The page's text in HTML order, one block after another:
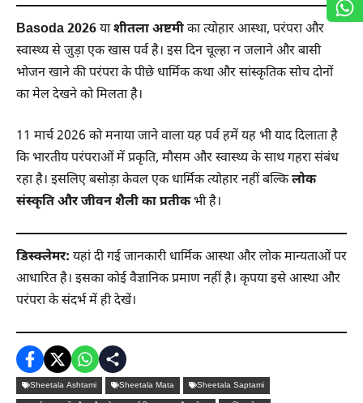
Basoda 2026याशीतला अष्टमीका त्योहार आस्था, परंपरा और
स्वास्थ्य से जुड़ा एक खास पर्व है। इस दिन चूल्हा न जलाने और बासी
भोजन खाने की परंपरा के पीछे धार्मिक कथा और सांस्कृतिक सोच दोनों
का मेल देखने को मिलता है।
11 मार्च 2026 को मनाया जाने वाला यह पर्व हमें यह भी याद दिलाता है
कि भारतीय परंपराओं में प्रकृति, मौसम और स्वास्थ्य के साथ गहरा संबंध
रहा है। इसलिए बसोड़ा केवल एक धार्मिक त्योहार नहीं बल्किलोक
संस्कृति और जीवन शैली का प्रतीकभी है।
डिस्क्लेमर: यहां दी गई जानकारी धार्मिक आस्था और लोक मान्यताओं पर
आधारित है। इसका कोई वैज्ञानिक प्रमाण नहीं है। कृपया इसे आस्था और
परंपरा के संदर्भ में ही देखें।
Sheetala Ashtami Sheetala Mata Sheetala Saptami